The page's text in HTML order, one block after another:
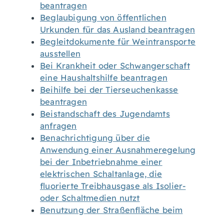
beantragen
Beglaubigung von öffentlichen
Urkunden für das Ausland beantragen
Begleitdokumente für Weintransporte
ausstellen
Bei Krankheit oder Schwangerschaft
eine Haushaltshilfe beantragen
Beihilfe bei der Tierseuchenkasse
beantragen
Beistandschaft des Jugendamts
anfragen
Benachrichtigung über die
Anwendung einer Ausnahmeregelung
bei der Inbetriebnahme einer
elektrischen Schaltanlage, die
fluorierte Treibhausgase als Isolier-
oder Schaltmedien nutzt
Benutzung der Straßenfläche beim